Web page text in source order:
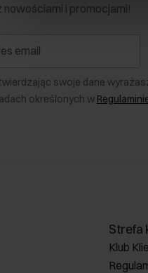
nowościami i promocjami!
swoje dane
określonych w
Strefa
Klub